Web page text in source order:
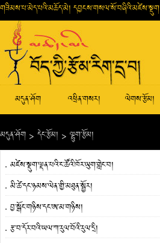
གཟིམས་པ་མེད་པའི་མཆོད་མེ། དབྱངས་གསལ་སོ་བཞིའི་མཛེས་སྡུག
མདུན་ཤོག འཕྲིན་གསར། ལེགས་རྩོམ།
མདུན་ཤོག > དེང་རྩོམ། > ལྷུག་རྩོམ།
མཛེས་སྡུག་ལྡན་པའི་ང་ཚོའི་ཁོར་ཡུག་གླེང་བ།
མི་ཚེ་དང་ཉམས་ལེན་གྱི་མཐུན་སྦྱོར།
བྱ་སྒོང་གཉིས་དང་ཨ་མ་གཉིས།
རྩ་བ་དོར་བའི་ཡལ་ཀ་རུལ་བོའི་རུལ་དྲི།